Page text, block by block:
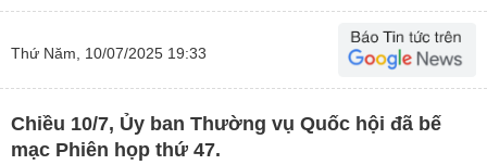
Thứ Năm, 10/07/2025 19:33
Chiều 10/7, Ủy ban Thường vụ Quốc hội đã bế
mạc Phiên họp thứ 47.